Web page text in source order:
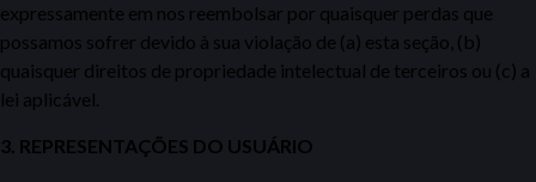
expressamente em nos reembolsar por quaisquer perdas que
possamos sofrer devido à sua violação de (a) esta seção, (b)
quaisquer direitos de propriedade intelectual de terceiros ou (c) a
lei aplicável.
3. REPRESENTAÇÕES DO USUÁRIO